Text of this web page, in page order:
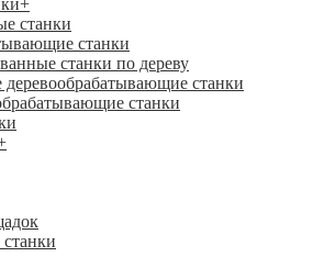
+
станки
станки
станки по дереву
станки
станки